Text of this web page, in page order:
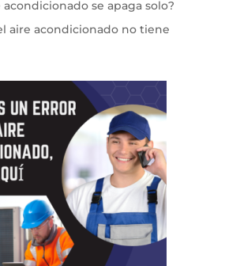
se apaga solo?
aire acondicionado no tiene